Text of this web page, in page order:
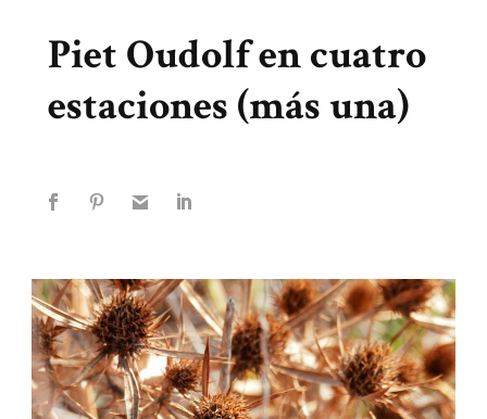
Piet Oudolf en cuatro
estaciones (más una)